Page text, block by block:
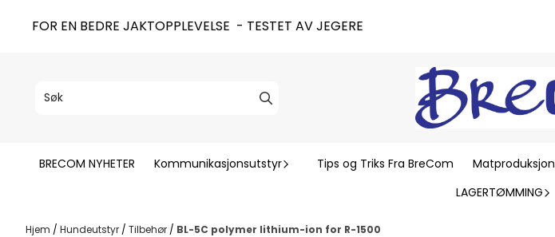
FOR EN BEDRE JAKTOPPLEVELSE - TESTET AV JEGERE
BRECOM NYHETER Kommunikasjonsutstyr Tips og Triks Fra BreCom Matproduksjon
LAGERTØMMING
Hjem / Hundeutstyr / Tilbehør / BL-5C polymer lithium-ion for R-1500